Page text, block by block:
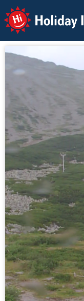
Holiday Info